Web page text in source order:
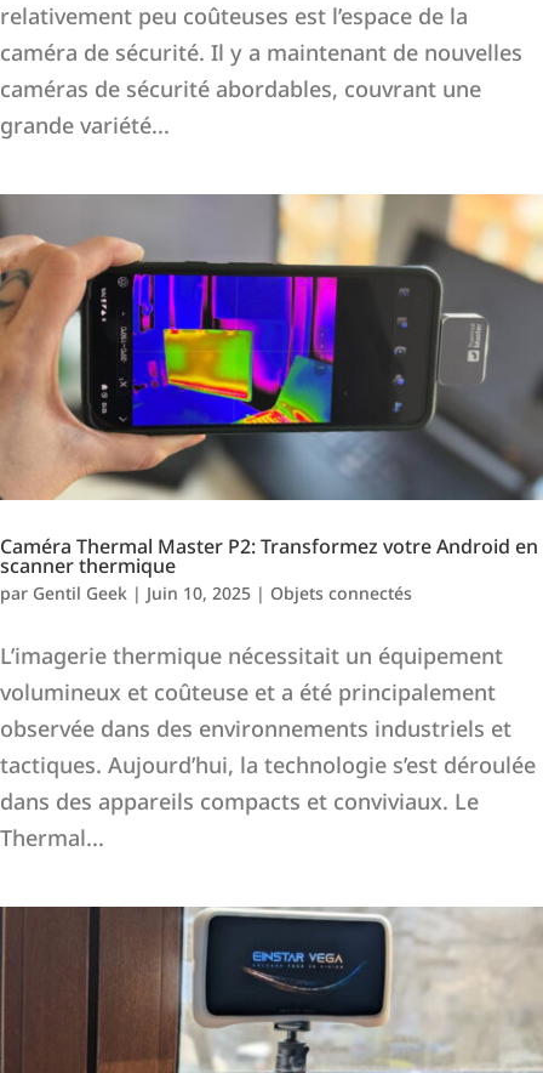
relativement peu coûteuses est l’espace de la
caméra de sécurité. Il y a maintenant de nouvelles
caméras de sécurité abordables, couvrant une
grande variété...
Caméra Thermal Master P2: Transformez votre Android en
scanner thermique
par Gentil Geek | Juin 10, 2025 | Objets connectés
L’imagerie thermique nécessitait un équipement
volumineux et coûteuse et a été principalement
observée dans des environnements industriels et
tactiques. Aujourd’hui, la technologie s’est déroulée
dans des appareils compacts et conviviaux. Le
Thermal...